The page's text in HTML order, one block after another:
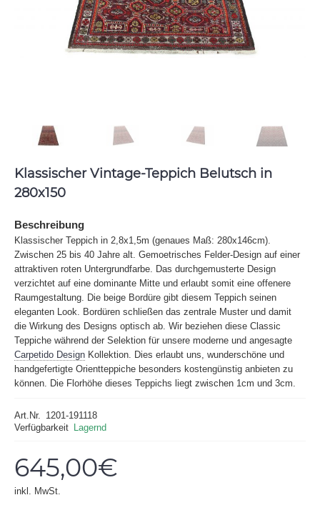
Klassischer Vintage-Teppich Belutsch in
280x150
Beschreibung
Klassischer Teppich in 2,8x1,5m (genaues Maß: 280x146cm).
Zwischen 25 bis 40 Jahre alt. Gemoetrisches Felder-Design auf einer
attraktiven roten Untergrundfarbe. Das durchgemusterte Design
verzichtet auf eine dominante Mitte und erlaubt somit eine offenere
Raumgestaltung. Die beige Bordüre gibt diesem Teppich seinen
eleganten Look. Bordüren schließen das zentrale Muster und damit
die Wirkung des Designs optisch ab. Wir beziehen diese Classic
Teppiche während der Selektion für unsere moderne und angesagte
Carpetido Design Kollektion. Dies erlaubt uns, wunderschöne und
handgefertigte Orientteppiche besonders kostengünstig anbieten zu
können. Die Florhöhe dieses Teppichs liegt zwischen 1cm und 3cm.
Art.Nr.
1201-191118
Verfügbarkeit
Lagernd
645,00€
inkl. MwSt.